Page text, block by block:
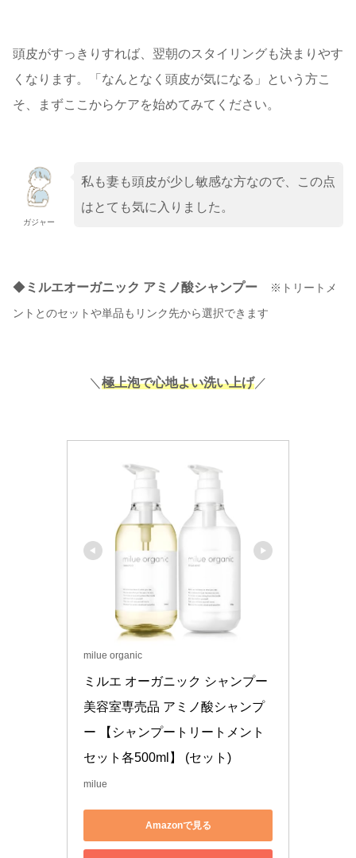
頭皮がすっきりすれば、翌朝のスタイリングも決まりやす
くなります。「なんとなく頭皮が気になる」という方こ
そ、まずここからケアを始めてみてください。
ガジャー
私も妻も頭皮が少し敏感な方なので、この点
はとても気に入りました。
◆ミルエオーガニック アミノ酸シャンプー
※トリートメ
ントとのセットや単品もリンク先から選択できます
＼ 極上泡で心地よい洗い上げ／
milue organic
ミルエ オーガニック シャンプー
美容室専売品 アミノ酸シャンプ
ー 【シャンプートリートメント
セット各500ml】 (セット)
milue
Amazonで見る